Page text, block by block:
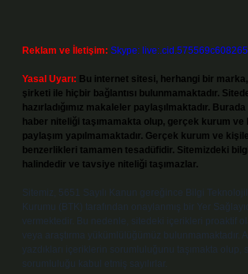
Reklam ve İletişim: Skype:
Yasal Uyarı: Bu internet sitesi, herhangi bir
şirketi ile hiçbir bağlantısı bulunmamaktadır.
hazırladığımız makaleler paylaşılmaktadır.
haber niteliği taşımamakta olup, gerçek kurum ve
paylaşım yapılmamaktadır. Gerçek kurum ve
benzerlikleri tamamen tesadüfidir. Sitemizdeki
halindedir ve tavsiye niteliği taşımazlar.
Sitemiz, 5651 Sayılı Kanun gereğince Bilgi
Kurumu (BTK) tarafından onaylanmış bir Yer
vermektedir. Bu nedenle, sitedeki içerikleri proaktif
veya araştırma yükümlülüğümüz bulunmamaktadır.
yazdıkları içeriklerin sorumluluğunu taşımakta olup,
sorumluluğu kabul etmiş sayılırlar.